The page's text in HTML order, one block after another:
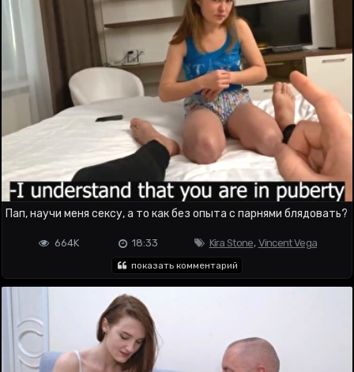
Пап, научи меня сексу, а то как без опыта с парнями блядовать?
Kira Stone, Vincent Vega
18:33
664K
показать комментарий